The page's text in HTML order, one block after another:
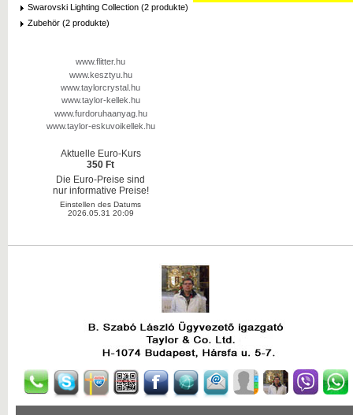
Swarovski Lighting Collection (2 produkte)
Zubehör (2 produkte)
www.flitter.hu
www.kesztyu.hu
www.taylorcrystal.hu
www.taylor-kellek.hu
www.furdoruhaanyag.hu
www.taylor-eskuvoikellek.hu
Aktuelle Euro-Kurs
350 Ft
Die Euro-Preise sind
nur informative Preise!
Einstellen des Datums
2026.05.31 20:09